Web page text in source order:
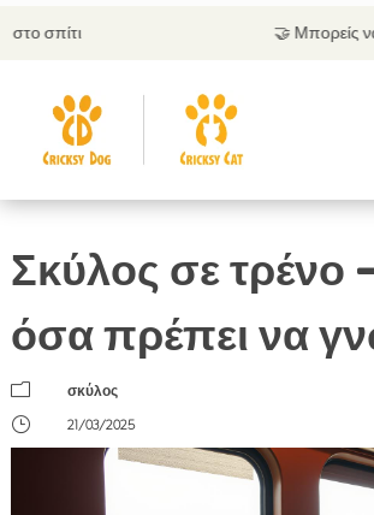
Μπορείς να πληρώσεις και
Σκύλος σε τρένο
όσα πρέπει να
m
σκύλος
}
21/03/2025